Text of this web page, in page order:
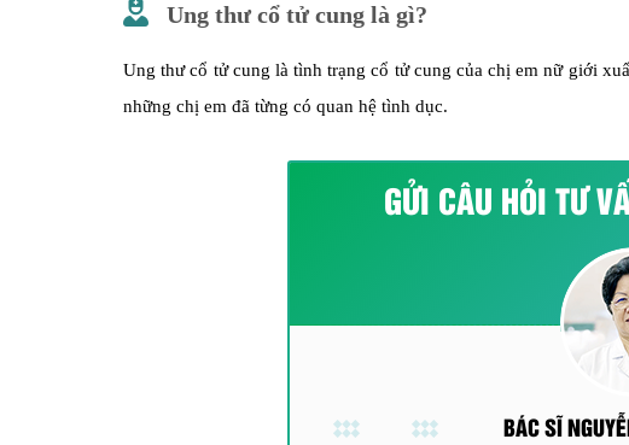
Ung thư cổ tử cung là gì?
Ung thư cổ tử cung là tình trạng cổ tử cung của chị em nữ giới
những chị em đã từng có quan hệ tình dục.
GỬI CÂU HỎI TƯ
BÁC SĨ